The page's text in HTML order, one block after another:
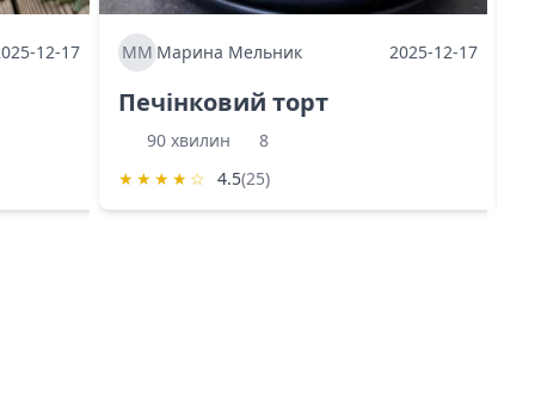
12-17 МММарина Мельник 2025-12-17
Печінковий торт
90 хвилин
8
★ ★ ★ ★ ☆ 4.5(25)